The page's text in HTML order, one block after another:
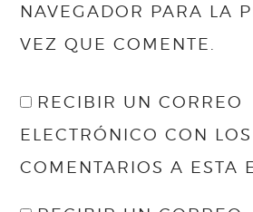
NAVEGADOR PARA LA
VEZ QUE COMENTE.
RECIBIR UN CORREO
ELECTRÓNICO CON
COMENTARIOS A ESTA